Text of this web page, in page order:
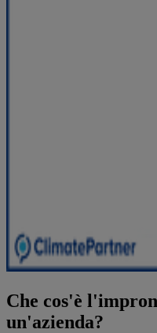
Che cos'è
un'azienda?